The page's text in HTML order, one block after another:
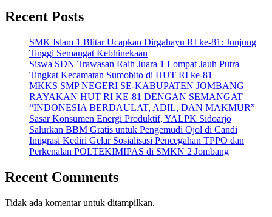
Recent Posts
SMK Islam 1 Blitar Ucapkan Dirgahayu RI ke-81: Junjung
Tinggi Semangat Kebhinekaan
Siswa SDN Trawasan Raih Juara 1 Lompat Jauh Putra
Tingkat Kecamatan Sumobito di HUT RI ke-81
MKKS SMP NEGERI SE-KABUPATEN JOMBANG
RAYAKAN HUT RI KE-81 DENGAN SEMANGAT
“INDONESIA BERDAULAT, ADIL, DAN MAKMUR”
Sasar Konsumen Energi Produktif, YALPK Sidoarjo
Salurkan BBM Gratis untuk Pengemudi Ojol di Candi
Imigrasi Kediri Gelar Sosialisasi Pencegahan TPPO dan
Perkenalan POLTEKIMIPAS di SMKN 2 Jombang
Recent Comments
Tidak ada komentar untuk ditampilkan.